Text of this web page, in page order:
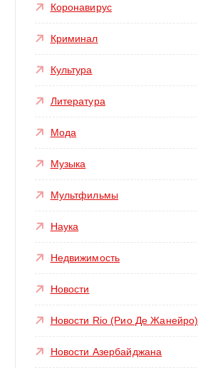
Коронавирус
Криминал
Культура
Литература
Мода
Музыка
Мультфильмы
Наука
Недвижимость
Новости
Новости Rio (Рио Де Жанейро)
Новости Азербайджана